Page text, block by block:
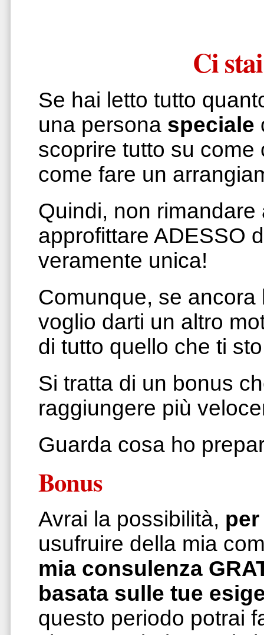
Ci
Se hai letto tutto
una persona speciale
scoprire tutto su
come fare un
Quindi, non
approfittare ADESSO
veramente unica!
Comunque, se
voglio darti un altro
di tutto quello che ti
Si tratta di un bonus
raggiungere più
Guarda cosa ho
Bonus
Avrai la possibilità,
usufruire della mia
mia consulenza
basata sulle tue
questo periodo potrai